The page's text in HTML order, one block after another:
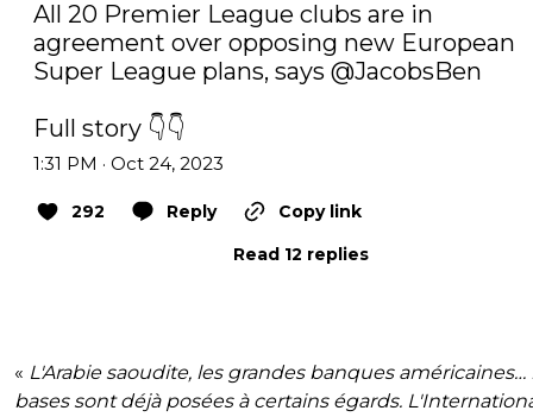
All 20 Premier League clubs are in
agreement over opposing new European
Super League plans, says @JacobsBen
Full story 👇👇
1:31 PM · Oct 24, 2023
292 Reply
Copy link
Read 12 replies
« L'Arabie saoudite, les grandes banques américaines…
bases sont déjà posées à certains égards.